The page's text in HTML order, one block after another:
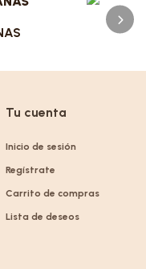
Tu cuenta
Inicio de sesión
Regístrate
Carrito de compras
Lista de deseos